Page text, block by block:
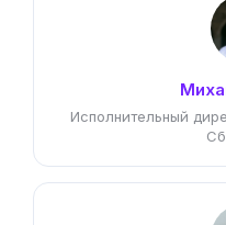
Исполнительный